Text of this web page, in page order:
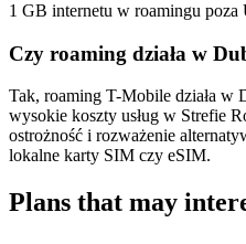
1 GB internetu w roamingu
Czy roaming działa w
Tak, roaming T-Mobile działa w
wysokie koszty usług w Strefie
ostrożność i rozważenie
lokalne karty SIM czy eSIM.
Plans that may